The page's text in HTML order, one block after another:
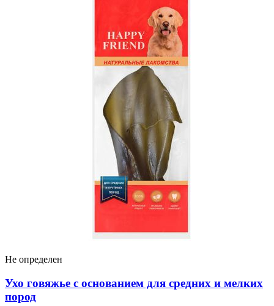
Не определен
Ухо говяжье с основанием для средних и мелких
пород